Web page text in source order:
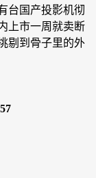
台国产投影机彻
上市一周就卖断
剔到骨子里的外